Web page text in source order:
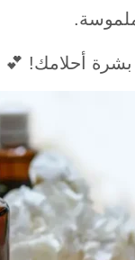
بشرة أحلامك! 💕